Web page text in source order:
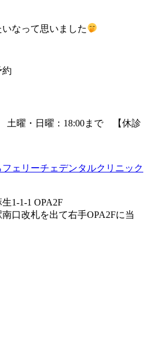
なって思いました
約
土曜・日曜：18:00まで 【休診
1-1-1 OPA2F
口改札を出て右手OPA2Fに当